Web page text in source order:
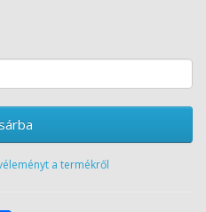
a termékről